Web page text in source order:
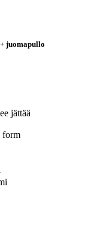
juomapullo
jättää
form